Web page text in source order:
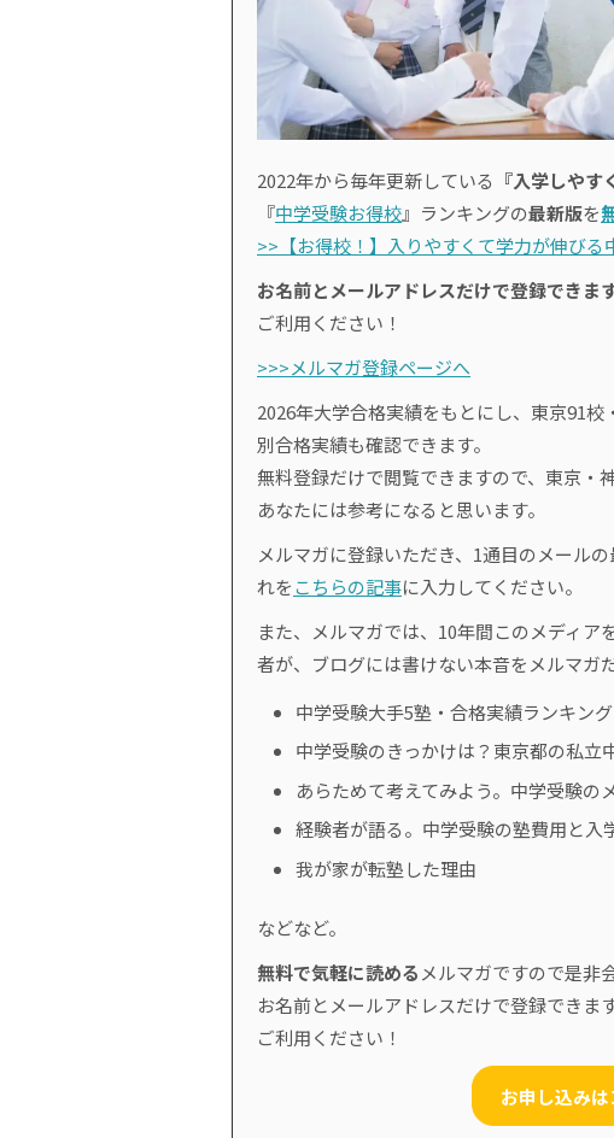
2022年から毎年更新している 『入学しや
『中学受験お得校』ランキングの最新版を
>>【お得校！】入りやすくて学力が伸び
お名前とメールアドレスだけで登録できま
ご利用ください！
>>>メルマガ登録ページへ
2026年大学合格実績をもとにし、東京91
別合格実績も確認できます。
無料登録だけで閲覧できますので、東京・
あなたには参考になると思います。
メルマガに登録いただき、1通目のメール
れをこちらの記事に入力してください。
また、メルマガでは、10年間このメディア
者が、ブログには書けない本音をメルマガ
中学受験大手5塾・合格実績ランキング
中学受験のきっかけは？東京都の私立
あらためて考えてみよう。中学受験の
経験者が語る。中学受験の塾費用と入
我が家が転塾した理由
などなど。
無料で気軽に読めるメルマガですので是非
お名前とメールアドレスだけで登録できま
ご利用ください！
お申し込み